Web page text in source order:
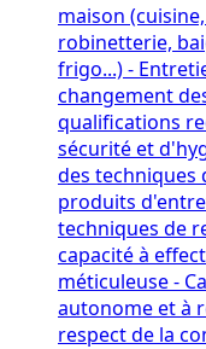
maison
robinetterie,
frigo...) -
changement
qualifications
sécurité et
des techniques
produits
techniques de
capacité à
méticuleuse -
autonome et à
respect de la